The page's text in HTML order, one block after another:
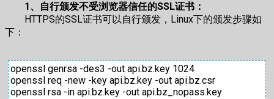
1、自行颁发不受浏览器信任的SSL证书：
HTTPS的SSL证书可以自行颁发，Linux下的颁发步骤如
下：
openssl genrsa -des3 -out api.bz.key 1024
openssl req -new -key api.bz.key -out api.bz.csr
openssl rsa -in api.bz.key -out api.bz_nopass.key